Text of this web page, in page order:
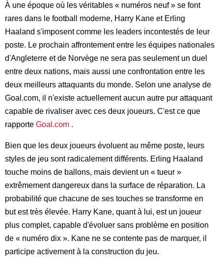
À une époque où les véritables « numéros neuf » se font
rares dans le football moderne, Harry Kane et Erling
Haaland s'imposent comme les leaders incontestés de leur
poste. Le prochain affrontement entre les équipes nationales
d'Angleterre et de Norvège ne sera pas seulement un duel
entre deux nations, mais aussi une confrontation entre les
deux meilleurs attaquants du monde. Selon une analyse de
Goal.com, il n'existe actuellement aucun autre pur attaquant
capable de rivaliser avec ces deux joueurs. C'est ce que
rapporte Goal.com .
Bien que les deux joueurs évoluent au même poste, leurs
styles de jeu sont radicalement différents. Erling Haaland
touche moins de ballons, mais devient un « tueur »
extrêmement dangereux dans la surface de réparation. La
probabilité que chacune de ses touches se transforme en
but est très élevée. Harry Kane, quant à lui, est un joueur
plus complet, capable d'évoluer sans problème en position
de « numéro dix ». Kane ne se contente pas de marquer, il
participe activement à la construction du jeu.